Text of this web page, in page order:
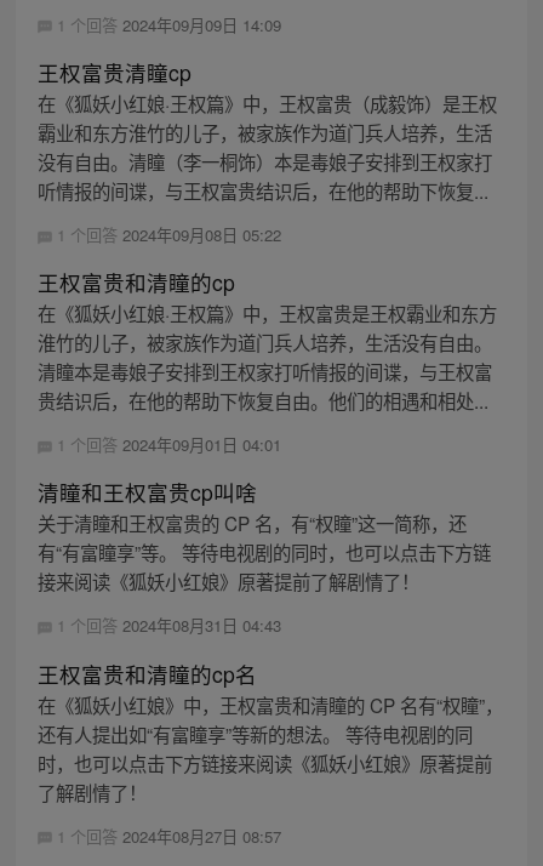
1 个回答 2024年09月09日 14:09
王权富贵清瞳cp
在《狐妖小红娘·王权篇》中，王权富贵（成毅饰）是王权
霸业和东方淮竹的儿子，被家族作为道门兵人培养，生活
没有自由。清瞳（李一桐饰）本是毒娘子安排到王权家打
听情报的间谍，与王权富贵结识后，在他的帮助下恢复...
1 个回答 2024年09月08日 05:22
王权富贵和清瞳的cp
在《狐妖小红娘·王权篇》中，王权富贵是王权霸业和东方
淮竹的儿子，被家族作为道门兵人培养，生活没有自由。
清瞳本是毒娘子安排到王权家打听情报的间谍，与王权富
贵结识后，在他的帮助下恢复自由。他们的相遇和相处...
1 个回答 2024年09月01日 04:01
清瞳和王权富贵cp叫啥
关于清瞳和王权富贵的 CP 名，有“权瞳”这一简称，还
有“有富瞳享”等。 等待电视剧的同时，也可以点击下方链
接来阅读《狐妖小红娘》原著提前了解剧情了！
1 个回答 2024年08月31日 04:43
王权富贵和清瞳的cp名
在《狐妖小红娘》中，王权富贵和清瞳的 CP 名有“权瞳”，
还有人提出如“有富瞳享”等新的想法。 等待电视剧的同
时，也可以点击下方链接来阅读《狐妖小红娘》原著提前
了解剧情了！
1 个回答 2024年08月27日 08:57